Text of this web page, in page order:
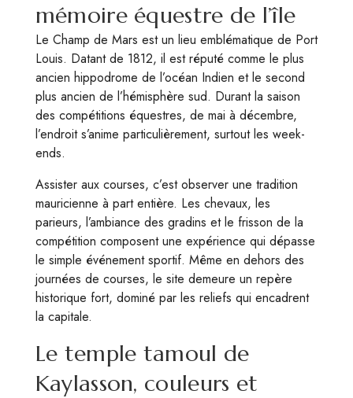
mémoire équestre de l’île
Le Champ de Mars est un lieu emblématique de Port
Louis. Datant de 1812, il est réputé comme le plus
ancien hippodrome de l’océan Indien et le second
plus ancien de l’hémisphère sud. Durant la saison
des compétitions équestres, de mai à décembre,
l’endroit s’anime particulièrement, surtout les week-
ends.
Assister aux courses, c’est observer une tradition
mauricienne à part entière. Les chevaux, les
parieurs, l’ambiance des gradins et le frisson de la
compétition composent une expérience qui dépasse
le simple événement sportif. Même en dehors des
journées de courses, le site demeure un repère
historique fort, dominé par les reliefs qui encadrent
la capitale.
Le temple tamoul de
Kaylasson, couleurs et